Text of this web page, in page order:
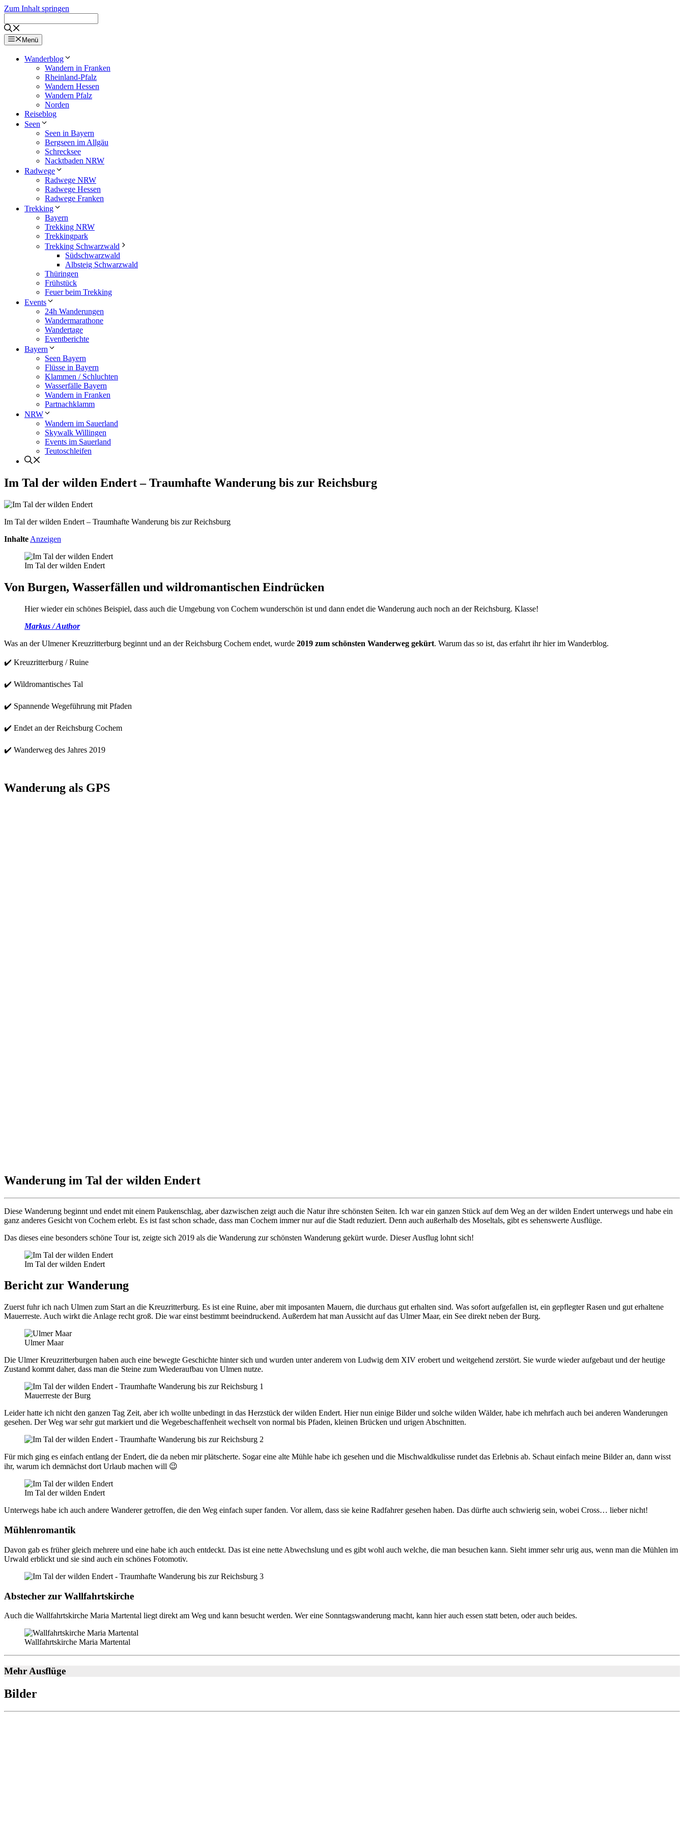
Zum Inhalt springen
Menü
Wanderblog
Wandern in Franken
Rheinland-Pfalz
Wandern Hessen
Wandern Pfalz
Norden
Reiseblog
Seen
Seen in Bayern
Bergseen im Allgäu
Schrecksee
Nacktbaden NRW
Radwege
Radwege NRW
Radwege Hessen
Radwege Franken
Trekking
Bayern
Trekking NRW
Trekkingpark
Trekking Schwarzwald
Südschwarzwald
Albsteig Schwarzwald
Thüringen
Frühstück
Feuer beim Trekking
Events
24h Wanderungen
Wandermarathone
Wandertage
Eventberichte
Bayern
Seen Bayern
Flüsse in Bayern
Klammen / Schluchten
Wasserfälle Bayern
Wandern in Franken
Partnachklamm
NRW
Wandern im Sauerland
Skywalk Willingen
Events im Sauerland
Teutoschleifen
Im Tal der wilden Endert – Traumhafte Wanderung bis zur Reichsburg
Im Tal der wilden Endert – Traumhafte Wanderung bis zur Reichsburg
Inhalte Anzeigen
Im Tal der wilden Endert
Von Burgen, Wasserfällen und wildromantischen Eindrücken
Hier wieder ein schönes Beispiel, dass auch die Umgebung von Cochem wunderschön ist und dann endet die Wanderung auch noch an der Reichsburg. Klasse!
Markus / Author
Was an der Ulmener Kreuzritterburg beginnt und an der Reichsburg Cochem endet, wurde 2019 zum schönsten Wanderweg gekürt. Warum das so ist, das erfahrt ihr hier im Wanderblog.
✔️ Kreuzritterburg / Ruine
✔️ Wildromantisches Tal
✔️ Spannende Wegeführung mit Pfaden
✔️ Endet an der Reichsburg Cochem
✔️ Wanderweg des Jahres 2019
Wanderung als GPS
Wanderung im Tal der wilden Endert
Diese Wanderung beginnt und endet mit einem Paukenschlag, aber dazwischen zeigt auch die Natur ihre schönsten Seiten. Ich war ein ganzen Stück auf dem Weg an der wilden Endert unterwegs und habe ein
ganz anderes Gesicht von Cochem erlebt. Es ist fast schon schade, dass man Cochem immer nur auf die Stadt reduziert. Denn auch außerhalb des Moseltals, gibt es sehenswerte Ausflüge.
Das dieses eine besonders schöne Tour ist, zeigte sich 2019 als die Wanderung zur schönsten Wanderung gekürt wurde. Dieser Ausflug lohnt sich!
Im Tal der wilden Endert
Bericht zur Wanderung
Zuerst fuhr ich nach Ulmen zum Start an die Kreuzritterburg. Es ist eine Ruine, aber mit imposanten Mauern, die durchaus gut erhalten sind. Was sofort aufgefallen ist, ein gepflegter Rasen und gut erhaltene
Mauerreste. Auch wirkt die Anlage recht groß. Die war einst bestimmt beeindruckend. Außerdem hat man Aussicht auf das Ulmer Maar, ein See direkt neben der Burg.
Ulmer Maar
Die Ulmer Kreuzritterburgen haben auch eine bewegte Geschichte hinter sich und wurden unter anderem von Ludwig dem XIV erobert und weitgehend zerstört. Sie wurde wieder aufgebaut und der heutige
Zustand kommt daher, dass man die Steine zum Wiederaufbau von Ulmen nutze.
Mauerreste der Burg
Leider hatte ich nicht den ganzen Tag Zeit, aber ich wollte unbedingt in das Herzstück der wilden Endert. Hier nun einige Bilder und solche wilden Wälder, habe ich mehrfach auch bei anderen Wanderungen
gesehen. Der Weg war sehr gut markiert und die Wegebeschaffenheit wechselt von normal bis Pfaden, kleinen Brücken und urigen Abschnitten.
Für mich ging es einfach entlang der Endert, die da neben mir plätscherte. Sogar eine alte Mühle habe ich gesehen und die Mischwaldkulisse rundet das Erlebnis ab. Schaut einfach meine Bilder an, dann wisst
ihr, warum ich demnächst dort Urlaub machen will 😉
Im Tal der wilden Endert
Unterwegs habe ich auch andere Wanderer getroffen, die den Weg einfach super fanden. Vor allem, dass sie keine Radfahrer gesehen haben. Das dürfte auch schwierig sein, wobei Cross… lieber nicht!
Mühlenromantik
Davon gab es früher gleich mehrere und eine habe ich auch entdeckt. Das ist eine nette Abwechslung und es gibt wohl auch welche, die man besuchen kann. Sieht immer sehr urig aus, wenn man die Mühlen im
Urwald erblickt und sie sind auch ein schönes Fotomotiv.
Abstecher zur Wallfahrtskirche
Auch die Wallfahrtskirche Maria Martental liegt direkt am Weg und kann besucht werden. Wer eine Sonntagswanderung macht, kann hier auch essen statt beten, oder auch beides.
Wallfahrtskirche Maria Martental
Mehr Ausflüge
Bilder